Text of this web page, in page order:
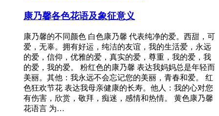
康乃馨各色花语及象征意义
康乃馨的不同颜色 白色康乃馨 代表纯净的爱。西甜，可
爱，无辜。拥有好运，纯洁的友谊，我的生活爱，永远
的爱，信仰，优雅的爱，真实的爱，尊重，我的爱，我
的爱，我的爱。 粉红色的康乃馨 表达我妈妈总是年轻而
美丽。其他：我永远不会忘记您的美丽，青春和爱。 红
色狂欢节花 表达我母亲健康的长寿。他人：我的心对您
有伤害，欣赏，敬拜，痴迷，感情和热情。 黄色康乃馨
花语言 为…